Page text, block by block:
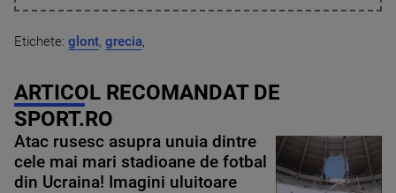
Etichete: glont, grecia,
ARTICOL RECOMANDAT DE
SPORT.RO
Atac rusesc asupra unuia dintre
cele mai mari stadioane de fotbal
din Ucraina! Imagini uluitoare